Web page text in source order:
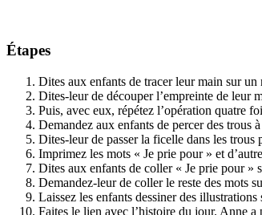
Étapes
Dites aux enfants de tracer leur main sur
Dites-leur de découper l’empreinte de leur
Puis, avec eux, répétez l’opération quatre
Demandez aux enfants de percer des trous
Dites-leur de passer la ficelle dans les
Imprimez les mots « Je prie pour » et
Dites aux enfants de coller « Je prie pour »
Demandez-leur de coller le reste des mots
Laissez les enfants dessiner des illustrations
Faites le lien avec l’histoire du jour. Anne a